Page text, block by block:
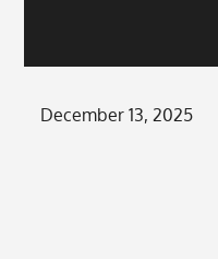
Posted
December 13, 2025